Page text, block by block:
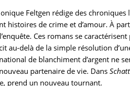
Feltgen rédige des chroniques
histoires de crime et d’amour. À
Ces romans se
au-delà de la simple résolution
de blanchiment d’argent ne
partenaire de vie. Dans
prend un nouveau tournant.